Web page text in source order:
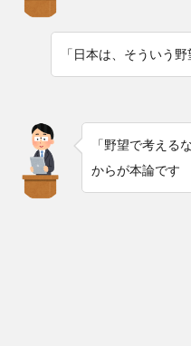
「日本は、そういう
「野望で考える
からが本論です